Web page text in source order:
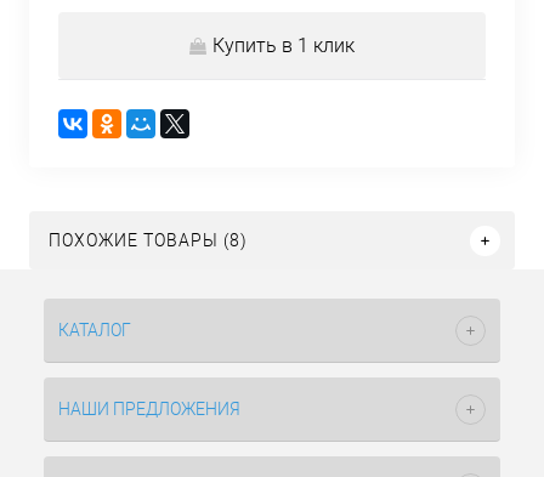
Купить в 1 клик
ПОХОЖИЕ ТОВАРЫ (8)
КАТАЛОГ
НАШИ ПРЕДЛОЖЕНИЯ